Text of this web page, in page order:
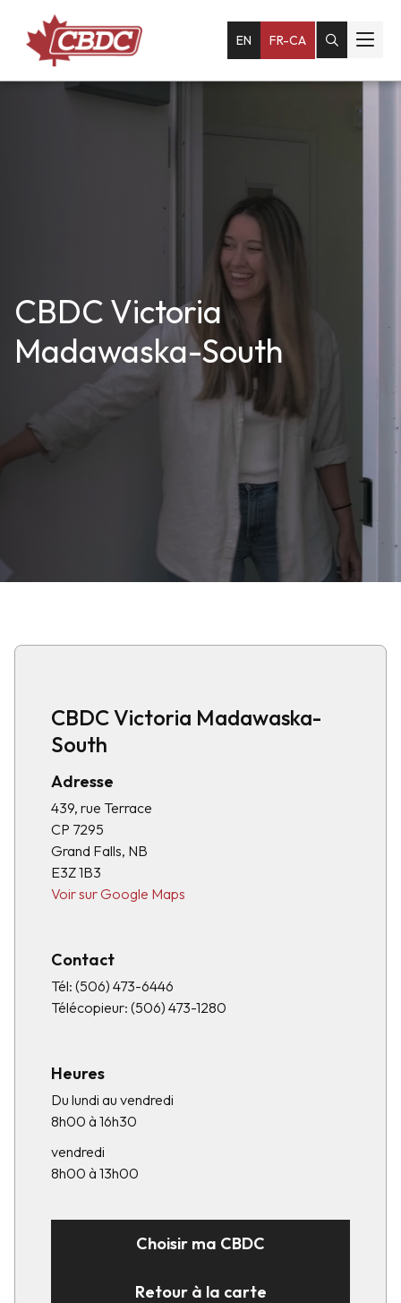
EN FR-CA
CBDC Victoria
Madawaska-South
CBDC Victoria Madawaska-
South
Adresse
439, rue Terrace
CP 7295
Grand Falls, NB
E3Z 1B3
Voir sur Google Maps
Contact
Tél: (506) 473-6446
Télécopieur: (506) 473-1280
Heures
Du lundi au vendredi
8h00 à 16h30
vendredi
8h00 à 13h00
Choisir ma CBDC
Retour à la carte